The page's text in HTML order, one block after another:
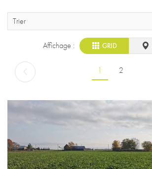
Trier
Affichage : GRID
Pagination
Page précédente Page courante
1 Page
2